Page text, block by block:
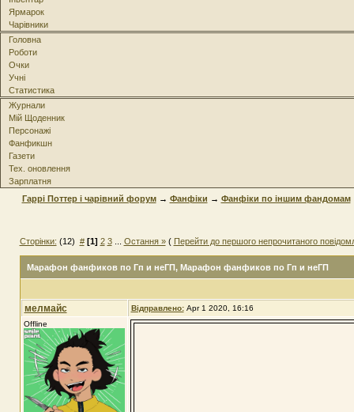
Ярмарок
Чарівники
Головна
Роботи
Очки
Учні
Статистика
Журнали
Мій Щоденник
Персонажі
Фанфикшн
Газети
Тех. оновлення
Зарплатня
Гаррі Поттер і чарівний форум→ Фанфіки → Фанфіки по іншим фандомам
Сторінки: (12) # [1] 2 3... Остання »( Перейти до першого непрочитаного
Марафон фанфиков по Гп и неГП, Марафон фанфиков по Гп и неГП
мелмайс Відправлено: Apr 1 2020, 16:16
Offline